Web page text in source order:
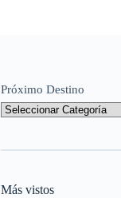
Próximo Destino
Más vistos